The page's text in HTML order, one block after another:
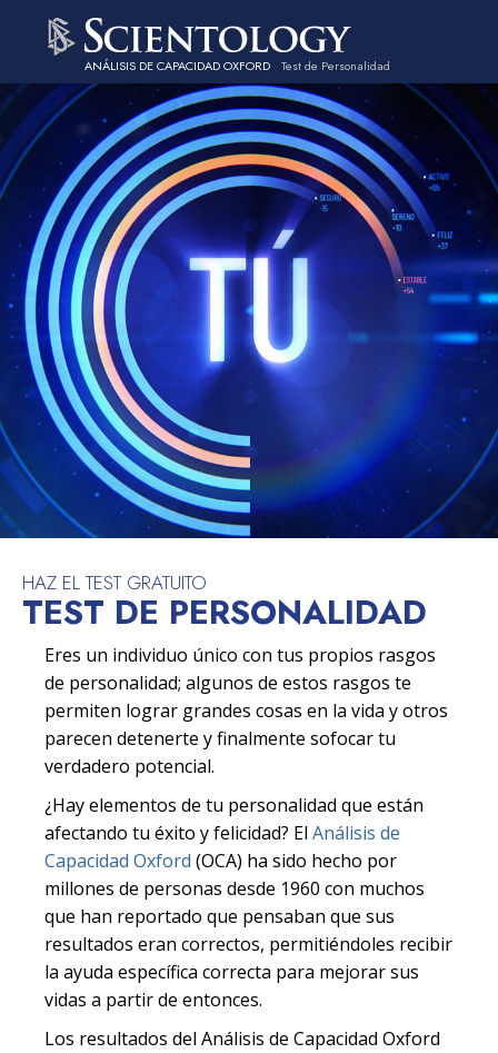
ANÁLISIS DE CAPACIDAD OXFORD Test de Personalidad
HAZ EL TEST GRATUITO
TEST DE PERSONALIDAD
Eres un individuo único con tus propios rasgos
de personalidad; algunos de estos rasgos te
permiten lograr grandes cosas en la vida y otros
parecen detenerte y finalmente sofocar tu
verdadero potencial.
¿Hay elementos de tu personalidad que están
afectando tu éxito y felicidad? El Análisis de
Capacidad Oxford (OCA) ha sido hecho por
millones de personas desde 1960 con muchos
que han reportado que pensaban que sus
resultados eran correctos, permitiéndoles recibir
la ayuda específica correcta para mejorar sus
vidas a partir de entonces.
Los resultados del Análisis de Capacidad Oxford